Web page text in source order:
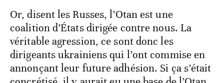
Or, disent les Russes, l’Otan est une
coalition d’États dirigée contre nous. La
véritable agression, ce sont donc les
dirigeants ukrainiens qui l’ont commise en
annonçant leur future adhésion. Si ça s’était